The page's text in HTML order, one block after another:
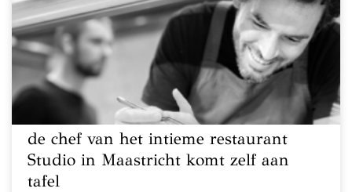
de chef van het intieme restaurant
Studio in Maastricht komt zelf aan
tafel